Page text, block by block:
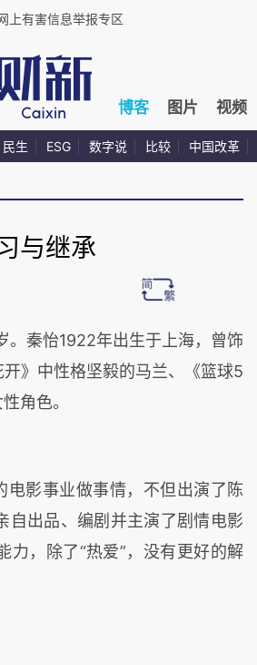
上有害信息举报专区
博客 图片 视频
民生 ESG 数字说 比较 中国改革
与继承
秦怡1922年出生于上海，曾饰
》中性格坚毅的马兰、《篮球5
角色。
影事业做事情，不但出演了陈
自出品、编剧并主演了剧情电影
力，除了“热爱”，没有更好的解